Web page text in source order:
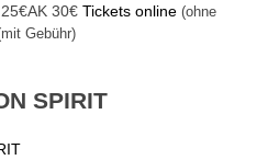
AK 30€ Tickets online (ohne
Gebühr)
SPIRIT